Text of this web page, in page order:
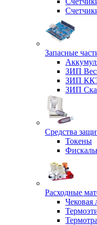
Запасные
ЗИП
ЗИП
ЗИП
Средства
Токены
Расходные
Чековая